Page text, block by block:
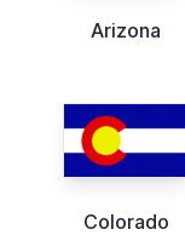
Arizona
Colorado